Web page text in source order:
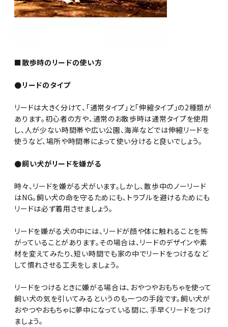
■散歩時のリードの使い方
●リードのタイプ
リードは大きく分けて、「通常タイプ」と「伸縮タイプ」の2種類が
あります。初心者の方や、通常のお散歩時は通常タイプを使用
し、人が少ない時間帯や広い公園、海岸などでは伸縮リードを
使うなど、場所や時間帯によって使い分けると良いでしょう。
●飼い犬がリードを嫌がる
時々、リードを嫌がる犬がいます。しかし、散歩中のノーリード
はNG。飼い犬の命を守るためにも、トラブルを避けるためにも
リードは必ず着用させましょう。
リードを嫌がる犬の中には、リードが顔や体に触れることを怖
がっていることがあります。その場合は、リードのデザインや素
材を変えてみたり、短い時間でも家の中でリードをつけるなど
して慣れさせる工夫をしましょう。
リードをつけるときに嫌がる場合は、おやつやおもちゃを使って
飼い犬の気を引いてみるというのも一つの手段です。飼い犬が
おやつやおもちゃに夢中になっている間に、手早くリードをつけ
ましょう。